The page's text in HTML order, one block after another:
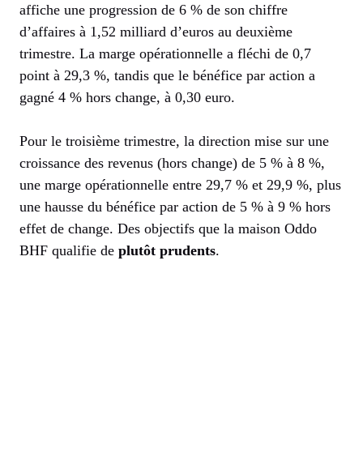
affiche une progression de 6 % de son chiffre
d’affaires à 1,52 milliard d’euros au deuxième
trimestre. La marge opérationnelle a fléchi de 0,7
point à 29,3 %, tandis que le bénéfice par action a
gagné 4 % hors change, à 0,30 euro.
Pour le troisième trimestre, la direction mise sur une
croissance des revenus (hors change) de 5 % à 8 %,
une marge opérationnelle entre 29,7 % et 29,9 %, plus
une hausse du bénéfice par action de 5 % à 9 % hors
effet de change. Des objectifs que la maison Oddo
BHF qualifie de plutôt prudents.